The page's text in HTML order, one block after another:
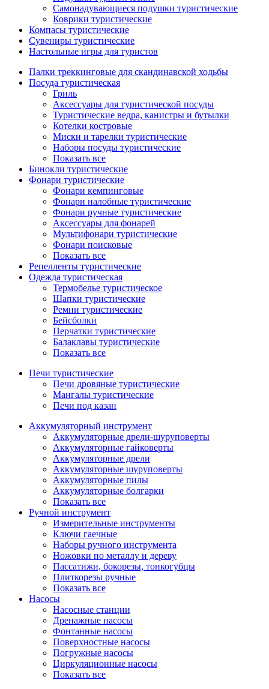
Самонадувающиеся подушки туристические
Коврики туристические
Компасы туристические
Сувениры туристические
Настольные игры для туристов
Палки треккинговые для скандинавской ходьбы
Посуда туристическая
Гриль
Аксессуары для туристической посуды
Туристические ведра, канистры и бутылки
Котелки костровые
Миски и тарелки туристические
Наборы посуды туристические
Показать все
Бинокли туристические
Фонари туристические
Фонари кемпинговые
Фонари налобные туристические
Фонари ручные туристические
Аксессуары для фонарей
Мультифонари туристические
Фонари поисковые
Показать все
Репелленты туристические
Одежда туристическая
Термобелье туристическое
Шапки туристические
Ремни туристические
Бейсболки
Перчатки туристические
Балаклавы туристические
Показать все
Печи туристические
Печи дровяные туристические
Мангалы туристические
Печи под казан
Аккумуляторный инструмент
Аккумуляторные дрели-шуруповерты
Аккумуляторные гайковерты
Аккумуляторные дрели
Аккумуляторные шуруповерты
Аккумуляторные пилы
Аккумуляторные болгарки
Показать все
Ручной инструмент
Измерительные инструменты
Ключи гаечные
Наборы ручного инструмента
Ножовки по металлу и дереву
Пассатижи, бокорезы, тонкогубцы
Плиткорезы ручные
Показать все
Насосы
Насосные станции
Дренажные насосы
Фонтанные насосы
Поверхностные насосы
Погружные насосы
Циркуляционные насосы
Показать все